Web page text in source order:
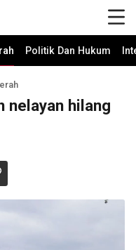
Politik Dan Hukum
nelayan hilang